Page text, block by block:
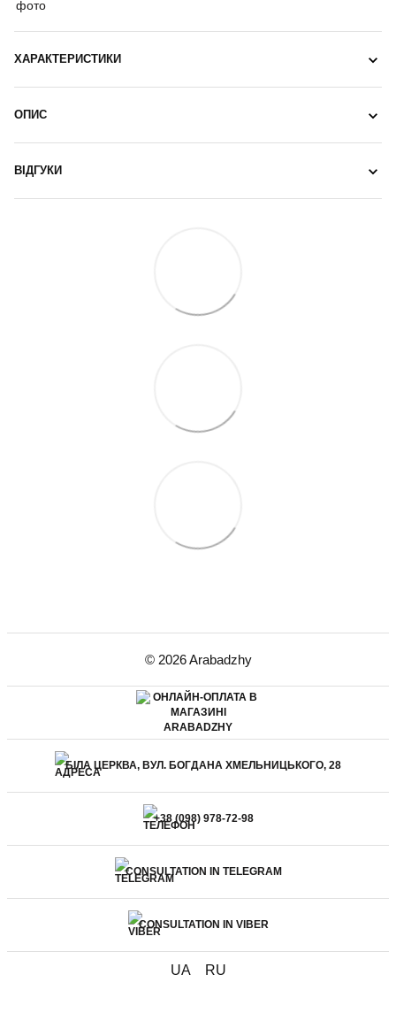
ХАРАКТЕРИСТИКИ
ОПИС
ВІДГУКИ
© 2026 Arabadzhy
БІЛА ЦЕРКВА, ВУЛ. БОГДАНА ХМЕЛЬНИЦЬКОГО, 28
+38 (098) 978-72-98
CONSULTATION IN TELEGRAM
CONSULTATION IN VIBER
UA RU